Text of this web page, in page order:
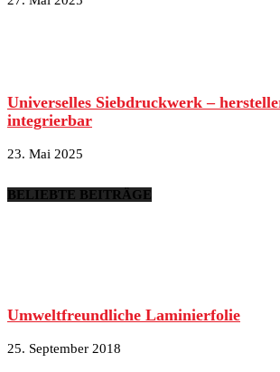
Universelles Siebdruckwerk –
integrierbar
23. Mai 2025
BELIEBTE BEITRÄGE
Umweltfreundliche Laminierfolie
25. September 2018